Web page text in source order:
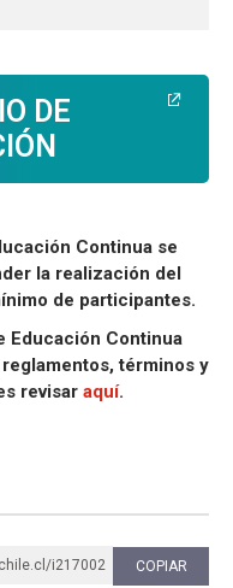
DE
Continua se
la realización del
de participantes.
Educación Continua
términos y
revisar aquí.
i217002 COPIAR